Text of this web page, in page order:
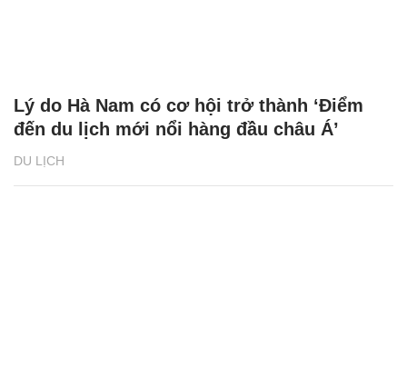
DU LỊCH
Lý do Hà Nam có cơ hội trở thành ‘Điểm
đến du lịch mới nổi hàng đầu châu Á’